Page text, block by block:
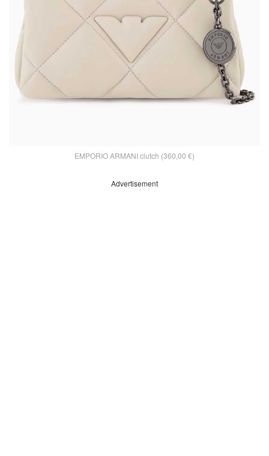
EMPORIO ARMANI clutch (360,00 €)
Advertisement